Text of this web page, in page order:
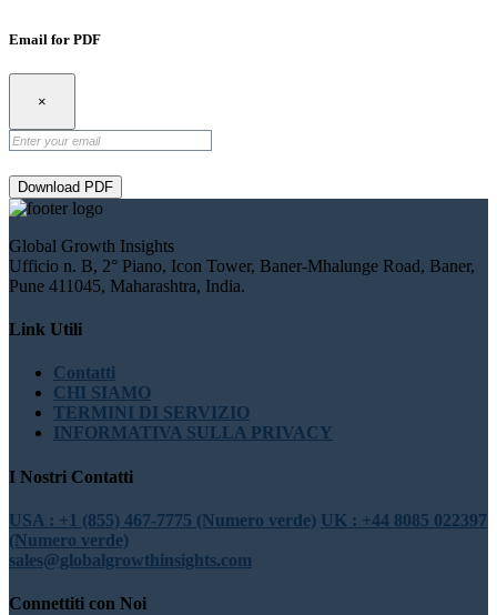
Email for PDF
×
Download PDF
Global Growth Insights
Ufficio n. B, 2° Piano, Icon Tower, Baner-Mhalunge Road, Baner,
Pune 411045, Maharashtra, India.
Link Utili
Contatti
CHI SIAMO
TERMINI DI SERVIZIO
INFORMATIVA SULLA PRIVACY
I Nostri Contatti
USA : +1 (855) 467-7775 (Numero verde) UK : +44 8085 022397
(Numero verde)
sales@globalgrowthinsights.com
Connettiti con Noi